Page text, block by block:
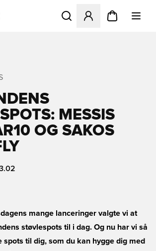
Åbner en Modal til at
MESSIS
OG SAKOS
mange lanceringer valgte vi at
støvlespots til i dag. Og nu har vi så
til dig, som du kan hygge dig med